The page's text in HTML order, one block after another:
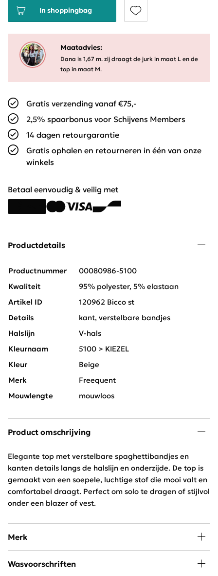
In shoppingbag
Maatadvies:
Dana is 1,67 m. zij draagt de jurk in maat L en de
top in maat M.
Gratis verzending vanaf €75,-
2,5% spaarbonus voor Schijvens Members
14 dagen retourgarantie
Gratis ophalen en retourneren in één van onze
winkels
Betaal eenvoudig & veilig met
Productdetails
Productnummer
00080986-5100
Kwaliteit
95% polyester, 5% elastaan
Artikel ID
120962 Bicco st
Details
kant, verstelbare bandjes
Halslijn
V-hals
Kleurnaam
5100 > KIEZEL
Kleur
Beige
Merk
Freequent
Mouwlengte
mouwloos
Product omschrijving
Elegante top met verstelbare spaghettibandjes en
kanten details langs de halslijn en onderzijde. De top is
gemaakt van een soepele, luchtige stof die mooi valt en
comfortabel draagt. Perfect om solo te dragen of stijlvol
onder een blazer of vest.
Merk
Mode, passie en creativiteit staan centraal bij
Wasvoorschriften